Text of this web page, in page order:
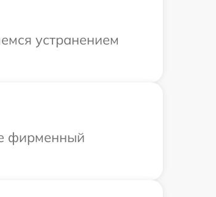
устранением
фирменный